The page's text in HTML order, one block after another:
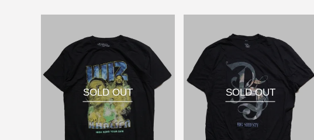
SOLD OUT SOLD OUT